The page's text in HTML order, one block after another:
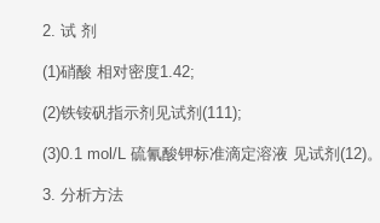
2. 试 剂
(1)硝酸 相对密度1.42;
(2)铁铵矾指示剂见试剂(111);
(3)0.1 mol/L 硫氰酸钾标准滴定溶液 见试剂(12)。
3. 分析方法